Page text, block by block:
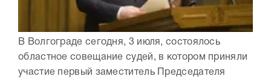
В Волгограде сегодня, 3 июля, состоялось
областное совещание судей, в котором приняли
участие первый заместитель Председателя